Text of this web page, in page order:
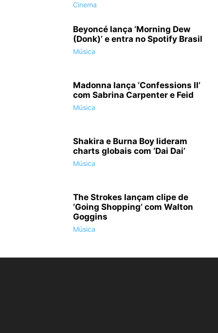
"Verdade ou Desafio - As Regras do Jogo" (Truth or Dare)
"Verdade ou Desafio - As Regras do Jogo" (Truth or Dare)
Cinema
Beyoncé lança ‘Morning Dew
(Donk)’ e entra no Spotify Brasil
Música
Madonna lança ‘Confessions II’
com Sabrina Carpenter e Feid
Música
Shakira e Burna Boy lideram
charts globais com ‘Dai Dai’
Música
The Strokes lançam clipe de
‘Going Shopping’ com Walton
Goggins
Música